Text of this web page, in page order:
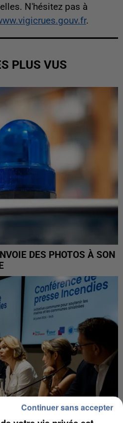
N'hésitez pas à
.
PLUS VUS
DES PHOTOS À SON
Continuer sans accepter